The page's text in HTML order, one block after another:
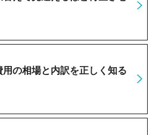
の相場と内訳を正しく知る